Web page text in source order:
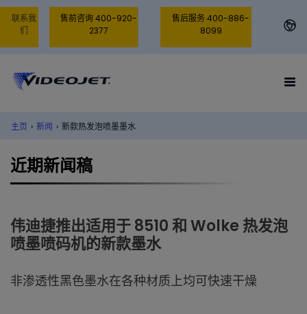
联系我
们
售前咨询 400-920-
2377
售后服务 400-886-
8099
主页 › 新闻 › 新款热发泡喷墨墨水
近期新闻稿
伟迪捷推出适用于 8510 和 Wolke 热发泡
喷墨喷码机的新款墨水
非渗透性黑色墨水在各种材质上均可快速干燥